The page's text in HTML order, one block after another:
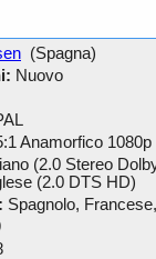
(Spagna)
Nuovo
Anamorfico 1080p
(2.0 Stereo
(2.0 DTS HD)
Spagnolo,